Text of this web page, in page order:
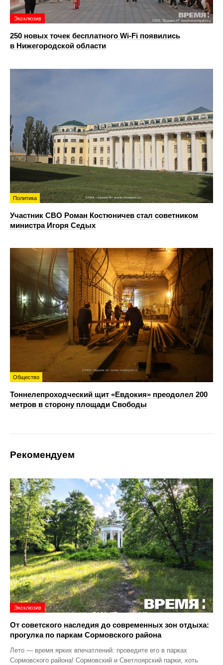
Эксклюзив
250 новых точек бесплатного Wi-Fi появились
в Нижегородской области
Политика
Участник СВО Роман Костюничев стал советником
министра Игоря Седых
Общество
Тоннелепроходческий щит «Евдокия» преодолел 200
метров в сторону площади Свободы
Рекомендуем
Эксклюзив
От советского наследия до современных зон отдыха:
прогулка по паркам Сормовского района
Лето — время ярких впечатлений: проведите его в парках
Сормовского района! Сормовский и Светлоярский парки, хоть